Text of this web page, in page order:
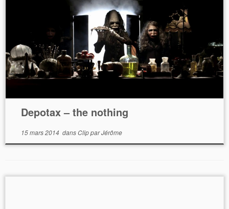
Depotax – the nothing
15 mars 2014dansClipparJérôme